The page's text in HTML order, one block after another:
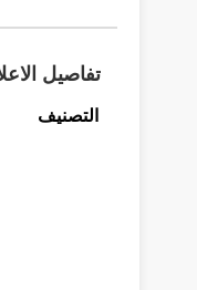
تفاصيل
التصنيف